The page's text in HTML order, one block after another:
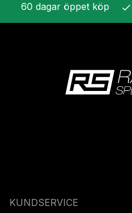
60 dagar öppet köp check
KUNDSERVICE